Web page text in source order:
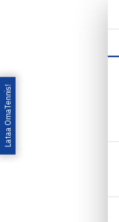
Lataa OmaTennis!